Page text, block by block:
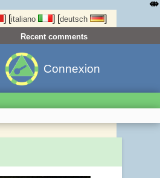
] [italiano ] [deutsch ]
Recent comments
Connexion
⤄